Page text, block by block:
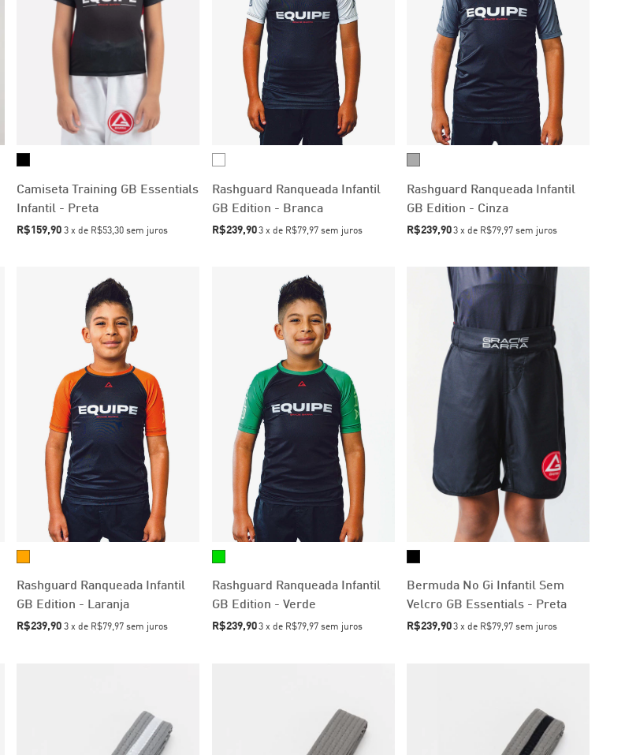
Camiseta Training GB Essentials
Infantil - Preta
R$159,90 3 x de R$53,30 sem juros
Rashguard Ranqueada Infantil
GB Edition - Branca
R$239,90 3 x de R$79,97 sem juros
Rashguard Ranqueada Infantil
GB Edition - Cinza
R$239,90 3 xde R$79,97 sem juros
Rashguard Ranqueada Infantil
GB Edition - Laranja
R$239,90 3 x de R$79,97 sem juros
Rashguard Ranqueada Infantil
GB Edition - Verde
R$239,90 3 x de R$79,97 sem juros
Bermuda No Gi Infantil Sem
Velcro GB Essentials - Preta
R$239,90 3 xde R$79,97 sem juros